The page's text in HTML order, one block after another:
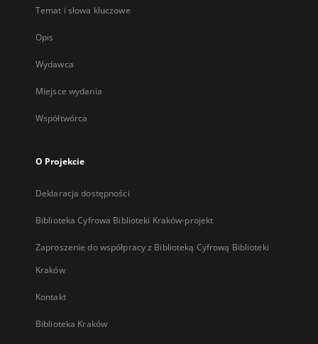
Temat i słowa kluczowe
Opis
Wydawca
Miejsce wydania
Współtwórca
O Projekcie
Deklaracja dostępności
Biblioteka Cyfrowa Biblioteki Kraków-projekt
Zaproszenie do współpracy z Biblioteką Cyfrową Biblioteki
Kraków
Kontakt
Biblioteka Kraków